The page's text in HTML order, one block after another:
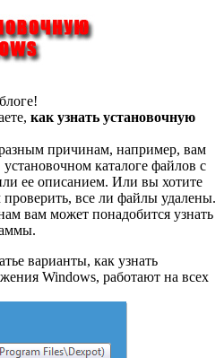
как узнать установочную
причинам, например, вам
каталоге файлов с
ее описанием. Или вы хотите
все ли файлы удалены.
вам может понадобится узнать
варианты, как узнать
Windows, работают на всех